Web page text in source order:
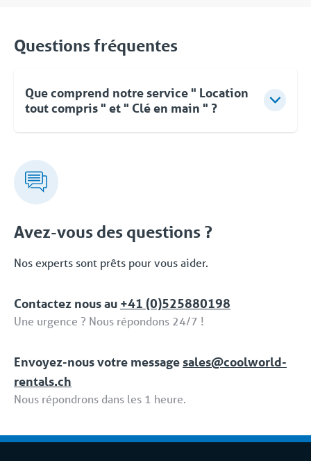
Questions fréquentes
Que comprend notre service " Location
tout compris " et " Clé en main " ?
fourniture d'équipements. Vous pouvez compter sur
des conseils d'experts, une approche flexible et une
livraison clé en main rapide et orientée vers les
solutions. Même après la mise en service, vous
pouvez faire appel à Coolworld à tout moment.
Avec notre propre service d'assistance 24/7/365,
nous vous proposons une solution fiable. Cet
ensemble complet de services et de solutions
compris / Full Service'.
Avez-vous des questions ?
Nos experts sont prêts pour vous aider.
Contactez nous au +41 (0)525880198
Une urgence ? Nous répondons 24/7 !
Envoyez-nous votre message sales@coolworld-
rentals.ch
Nous répondrons dans les 1 heure.